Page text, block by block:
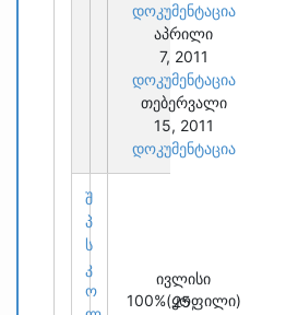
დოკუმენტაცია
აპრილი
7, 2011
დოკუმენტაცია
თებერვალი
15, 2011
დოკუმენტაცია
შ
პ
ს
კ
ო
100%(ყოფილი)
ივლისი
25,